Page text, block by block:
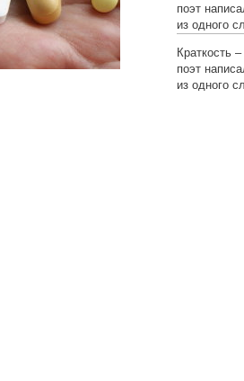
поэт
из одного
Краткость
поэт
из одного